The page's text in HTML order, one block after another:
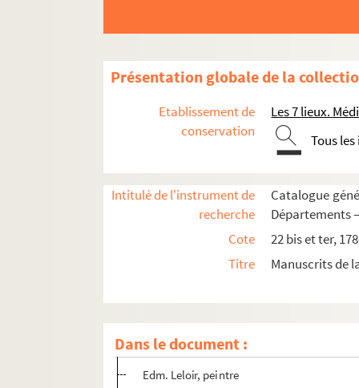
Présentation globale de la
Etablissement de
conservation
Les 7 lieux.
Tous
Intitulé de l'instrument de
recherche
Catalogue
Départements
Cote
22 bis et ter,
Titre
Manuscrits de
Dans le document :
Th. Chauvel, lithographe
Delacour
Fortunio
Emmanuel Gonzalès
Lalanne
C. de La Rounat
A. Legros
Edm. Leloir, peintre